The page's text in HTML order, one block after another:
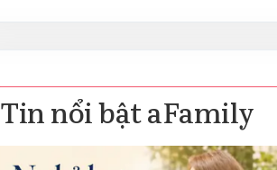
Tin nổi bật aFamily